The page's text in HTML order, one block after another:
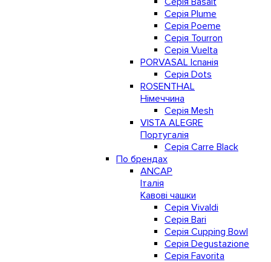
Серія Plume
Серія Poeme
Серія Tourron
Серія Vuelta
PORVASAL Іспанія
Серія Dots
ROSENTHAL
Німеччина
Серія Mesh
VISTA ALEGRE
Португалія
Серія Carre Black
По брендах
ANCAP
Італія
Кавові чашки
Cерія Vivaldi
Серія Bari
Серія Cupping Bowl
Серія Degustazione
Серія Favorita